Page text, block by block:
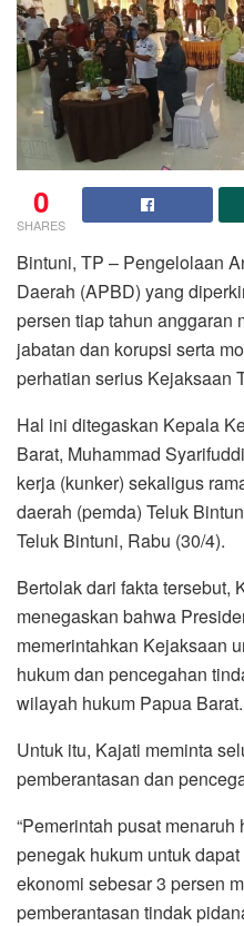
0
SHARES
Bintuni, TP – Pengelolaan
Daerah (APBD) yang
persen tiap tahun anggaran
jabatan dan korupsi serta
perhatian serius Kejaksaan
Hal ini ditegaskan Kepala
Barat, Muhammad
kerja (kunker) sekaligus
daerah (pemda) Teluk
Teluk Bintuni, Rabu (30/4).
Bertolak dari fakta tersebut,
menegaskan bahwa
memerintahkan Kejaksaan
hukum dan pencegahan
wilayah hukum Papua Barat.
Untuk itu, Kajati meminta
pemberantasan dan
“Pemerintah pusat
penegak hukum untuk
ekonomi sebesar 3 persen
pemberantasan tindak